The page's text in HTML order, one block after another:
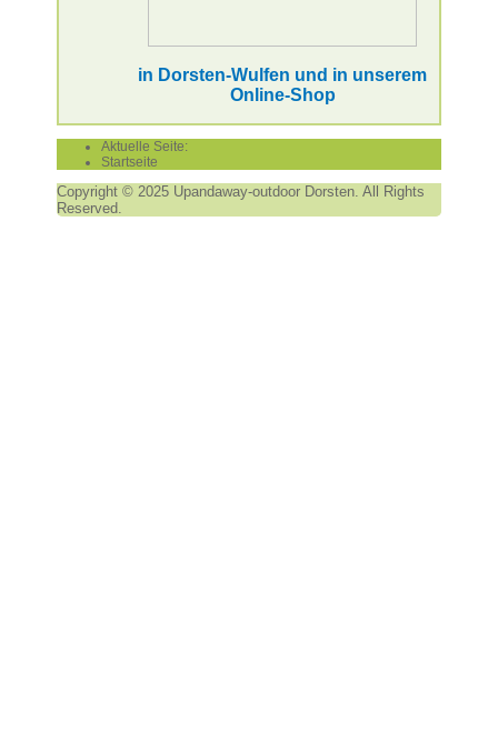
in Dorsten-Wulfen und in unserem
Online-Shop
Aktuelle Seite:
Startseite
Copyright © 2025 Upandaway-outdoor Dorsten. All Rights
Reserved.